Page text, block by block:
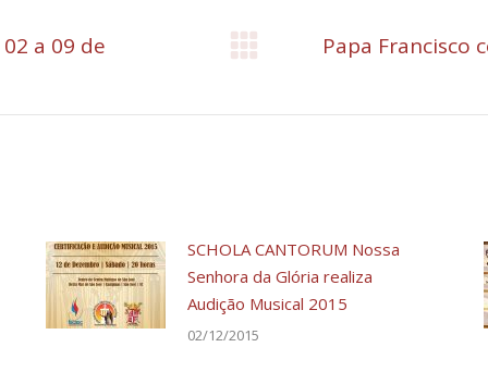
02 a 09 de
Próximo
Papa Francisco
SCHOLA CANTORUM Nossa
Senhora da Glória realiza
Audição Musical 2015
02/12/2015